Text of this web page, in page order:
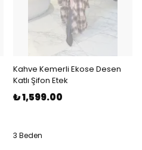
Kahve Kemerli Ekose Desen
Katlı Şifon Etek
₺ 1,599.00
3 Beden